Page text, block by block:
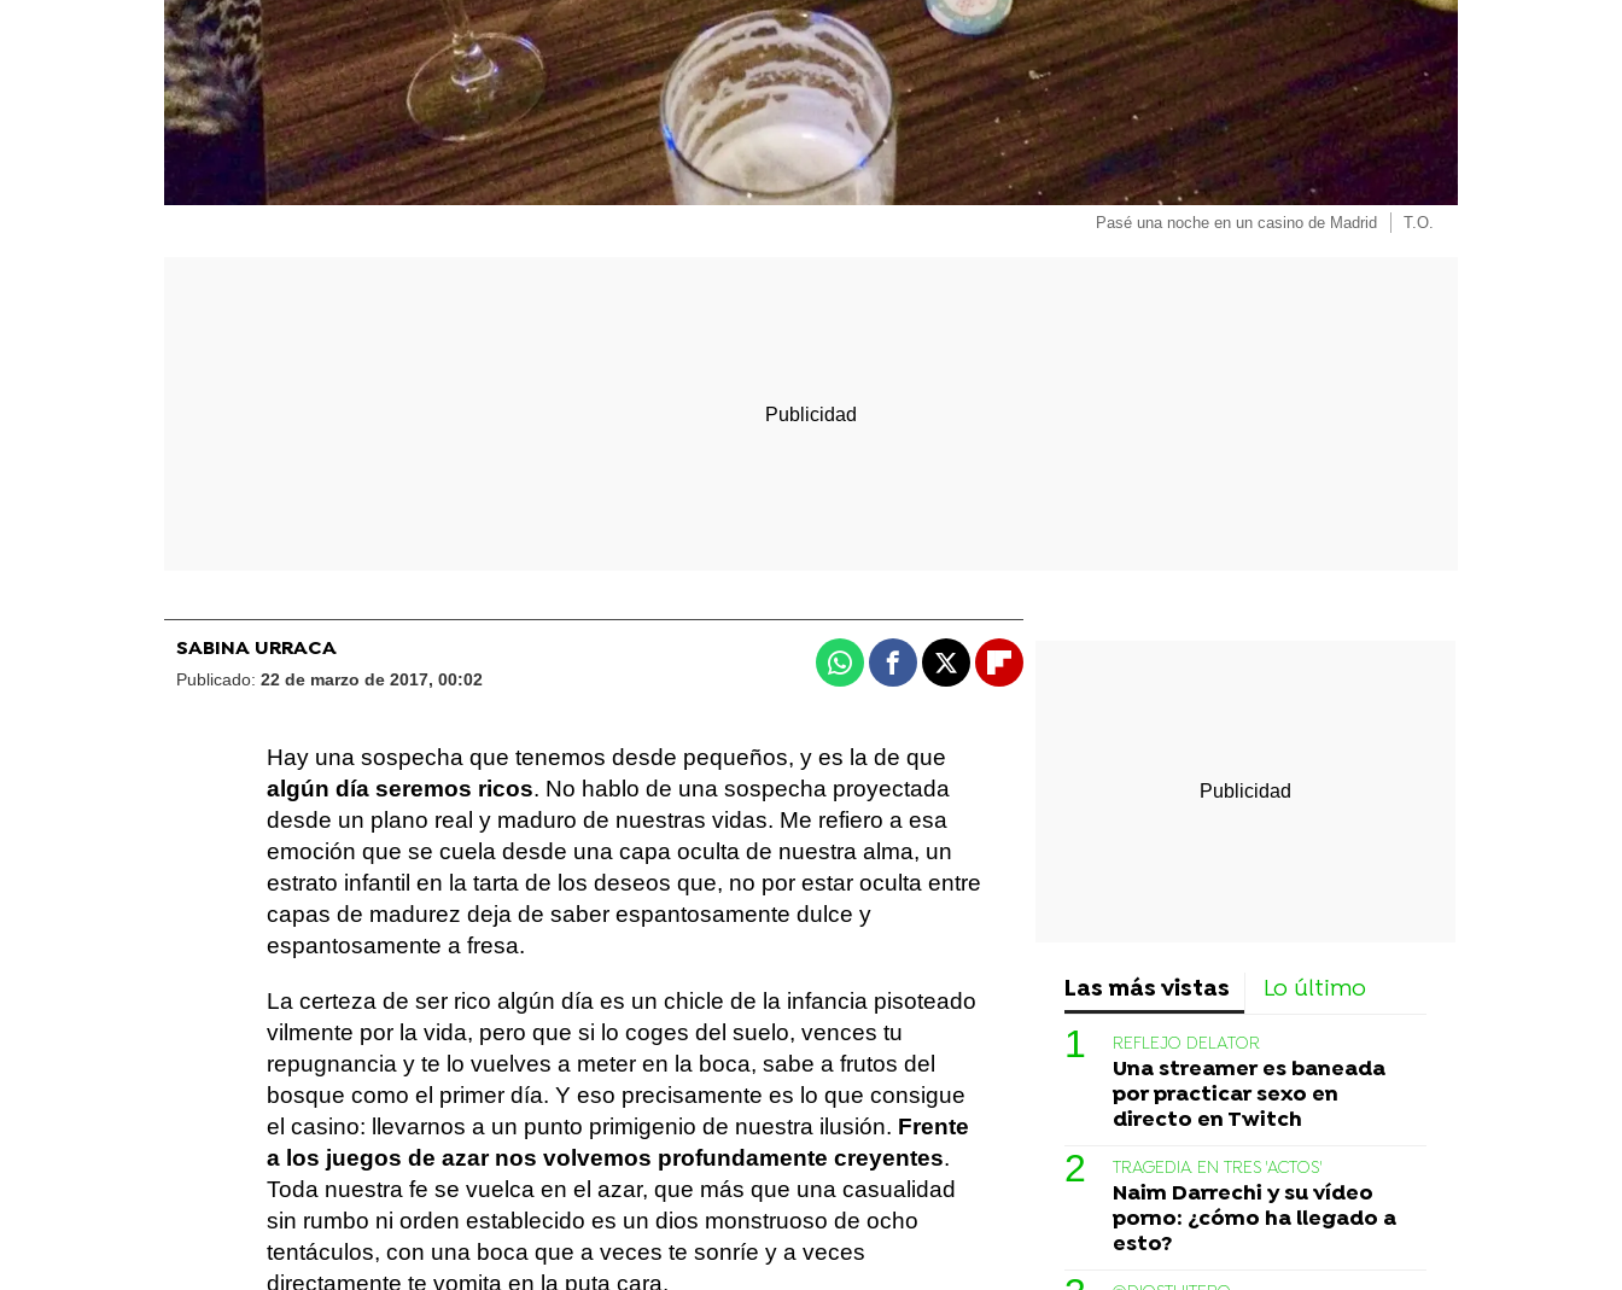
Pasé una noche en un casino de Madrid T.O.
SABINA URRACA
Publicado: 22 de marzo de 2017, 00:02 WhatsappFacebook
X Flipboard
Hay una sospecha que tenemos desde pequeños, y es la de que
algún día seremos ricos. No hablo de una sospecha proyectada
desde un plano real y maduro de nuestras vidas. Me refiero a esa
emoción que se cuela desde una capa oculta de nuestra alma, un
estrato infantil en la tarta de los deseos que, no por estar oculta entre
capas de madurez deja de saber espantosamente dulce y
espantosamente a fresa.
La certeza de ser rico algún día es un chicle de la infancia pisoteado
vilmente por la vida, pero que si lo coges del suelo, vences tu
repugnancia y te lo vuelves a meter en la boca, sabe a frutos del
bosque como el primer día. Y eso precisamente es lo que consigue
el casino: llevarnos a un punto primigenio de nuestra ilusión. Frente
a los juegos de azar nos volvemos profundamente creyentes.
Toda nuestra fe se vuelca en el azar, que más que una casualidad
sin rumbo ni orden establecido es un dios monstruoso de ocho
tentáculos, con una boca que a veces te sonríe y a veces
directamente te vomita en la puta cara.
Las más vistas Lo último
REFLEJO DELATOR
Una streamer es baneada
por practicar sexo en
directo en Twitch
TRAGEDIA EN TRES 'ACTOS'
Naim Darrechi y su vídeo
porno: ¿cómo ha llegado a
esto?